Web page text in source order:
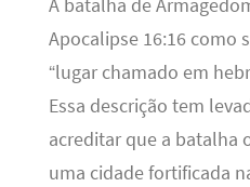
A batalha de
Apocalipse 16:16 como
“lugar chamado em
Essa descrição tem
acreditar que a batalha
uma cidade fortificada